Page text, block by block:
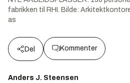
fabrikken til RHI.
Bilde:
as
Del Kommenter
Anders J. Steensen